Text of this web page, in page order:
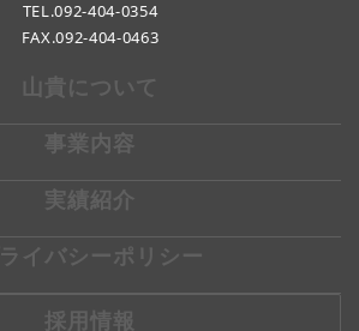
TEL.092-404-0354
FAX.092-404-0463
山貴について
事業内容
実績紹介
イバシーポリシー
採用情報